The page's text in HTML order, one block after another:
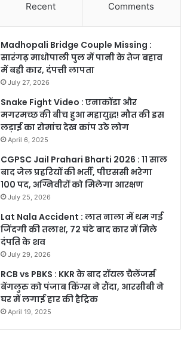
Recent Comments
Madhopali Bridge Couple Missing :
सारंगढ़ माधोपाली पुल में पानी के तेज बहाव
में बही कार, दंपत्ती लापता
July 27, 2026
Snake Fight Video : एनाकोंडा और
मगरमच्छ की बीच हुआ महायुद्ध! मौत की इस
लड़ाई का रोमांच देख कांप उठे लोग
April 6, 2025
CGPSC Jail Prahari Bharti 2026 : 11 साल
बाद जेल प्रहरियों की भर्ती, पीएससी भरेगा
100 पद, अग्निवीरों को मिलेगा आरक्षण
July 25, 2026
Lat Nala Accident : लात नाला में थम गई
जिंदगी की तलाश, 72 घंटे बाद कार में मिले
दंपति के शव
July 29, 2026
RCB vs PBKS : KKR के बाद रॉयल चैलेंजर्स
बेंगलुरु को पंजाब किंग्स ने रौंदा, आरसीबी ने
घर में लगाई हार की हैट्रिक
April 19, 2025